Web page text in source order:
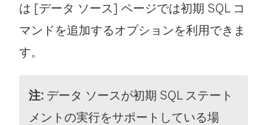
は [データ ソース] ページでは初期 SQL コ
マンドを追加するオプションを利用できま
す。
注: データ ソースが初期 SQL ステート
メントの実行をサポートしている場